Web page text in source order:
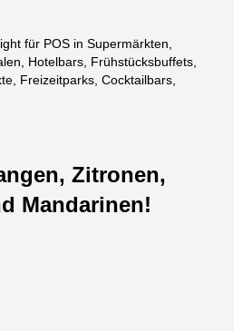
für POS in Supermärkten,
Hotelbars, Frühstücksbuffets,
Freizeitparks, Cocktailbars,
Zitronen,
Mandarinen!